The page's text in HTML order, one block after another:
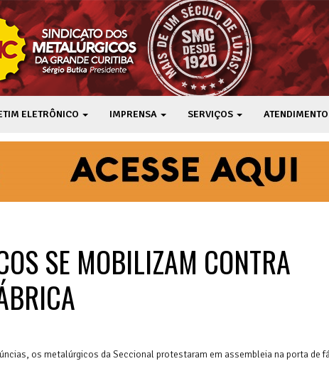
ELETRÔNICO IMPRENSA SERVIÇOS
SE MOBILIZAM CONTRA
os metalúrgicos da Seccional protestaram em assembleia na porta de